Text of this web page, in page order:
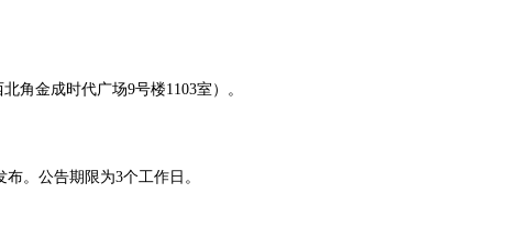
角金成时代广场9号楼1103室）。
布。公告期限为3个工作日。